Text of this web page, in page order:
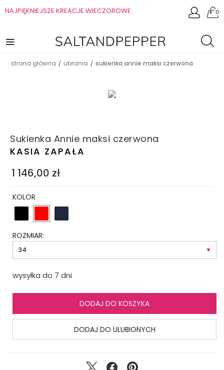
NAJPIĘKNIEJSZE KREACJE WIECZOROWE 0
strona główna / ubrania / sukienka annie maksi czerwona
Sukienka Annie maksi czerwona
KASIA ZAPAŁA
1 146,00 zł
KOLOR
ROZMIAR:
wysyłka do 7 dni
DODAJ DO KOSZYKA
DODAJ DO ULUBIONYCH